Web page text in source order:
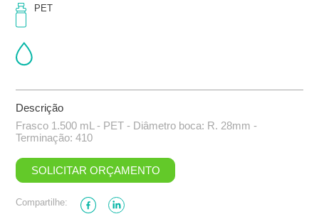
PET
Descrição
Frasco 1.500 mL - PET - Diâmetro boca: R. 28mm -
Terminação: 410
SOLICITAR ORÇAMENTO
Compartilhe: